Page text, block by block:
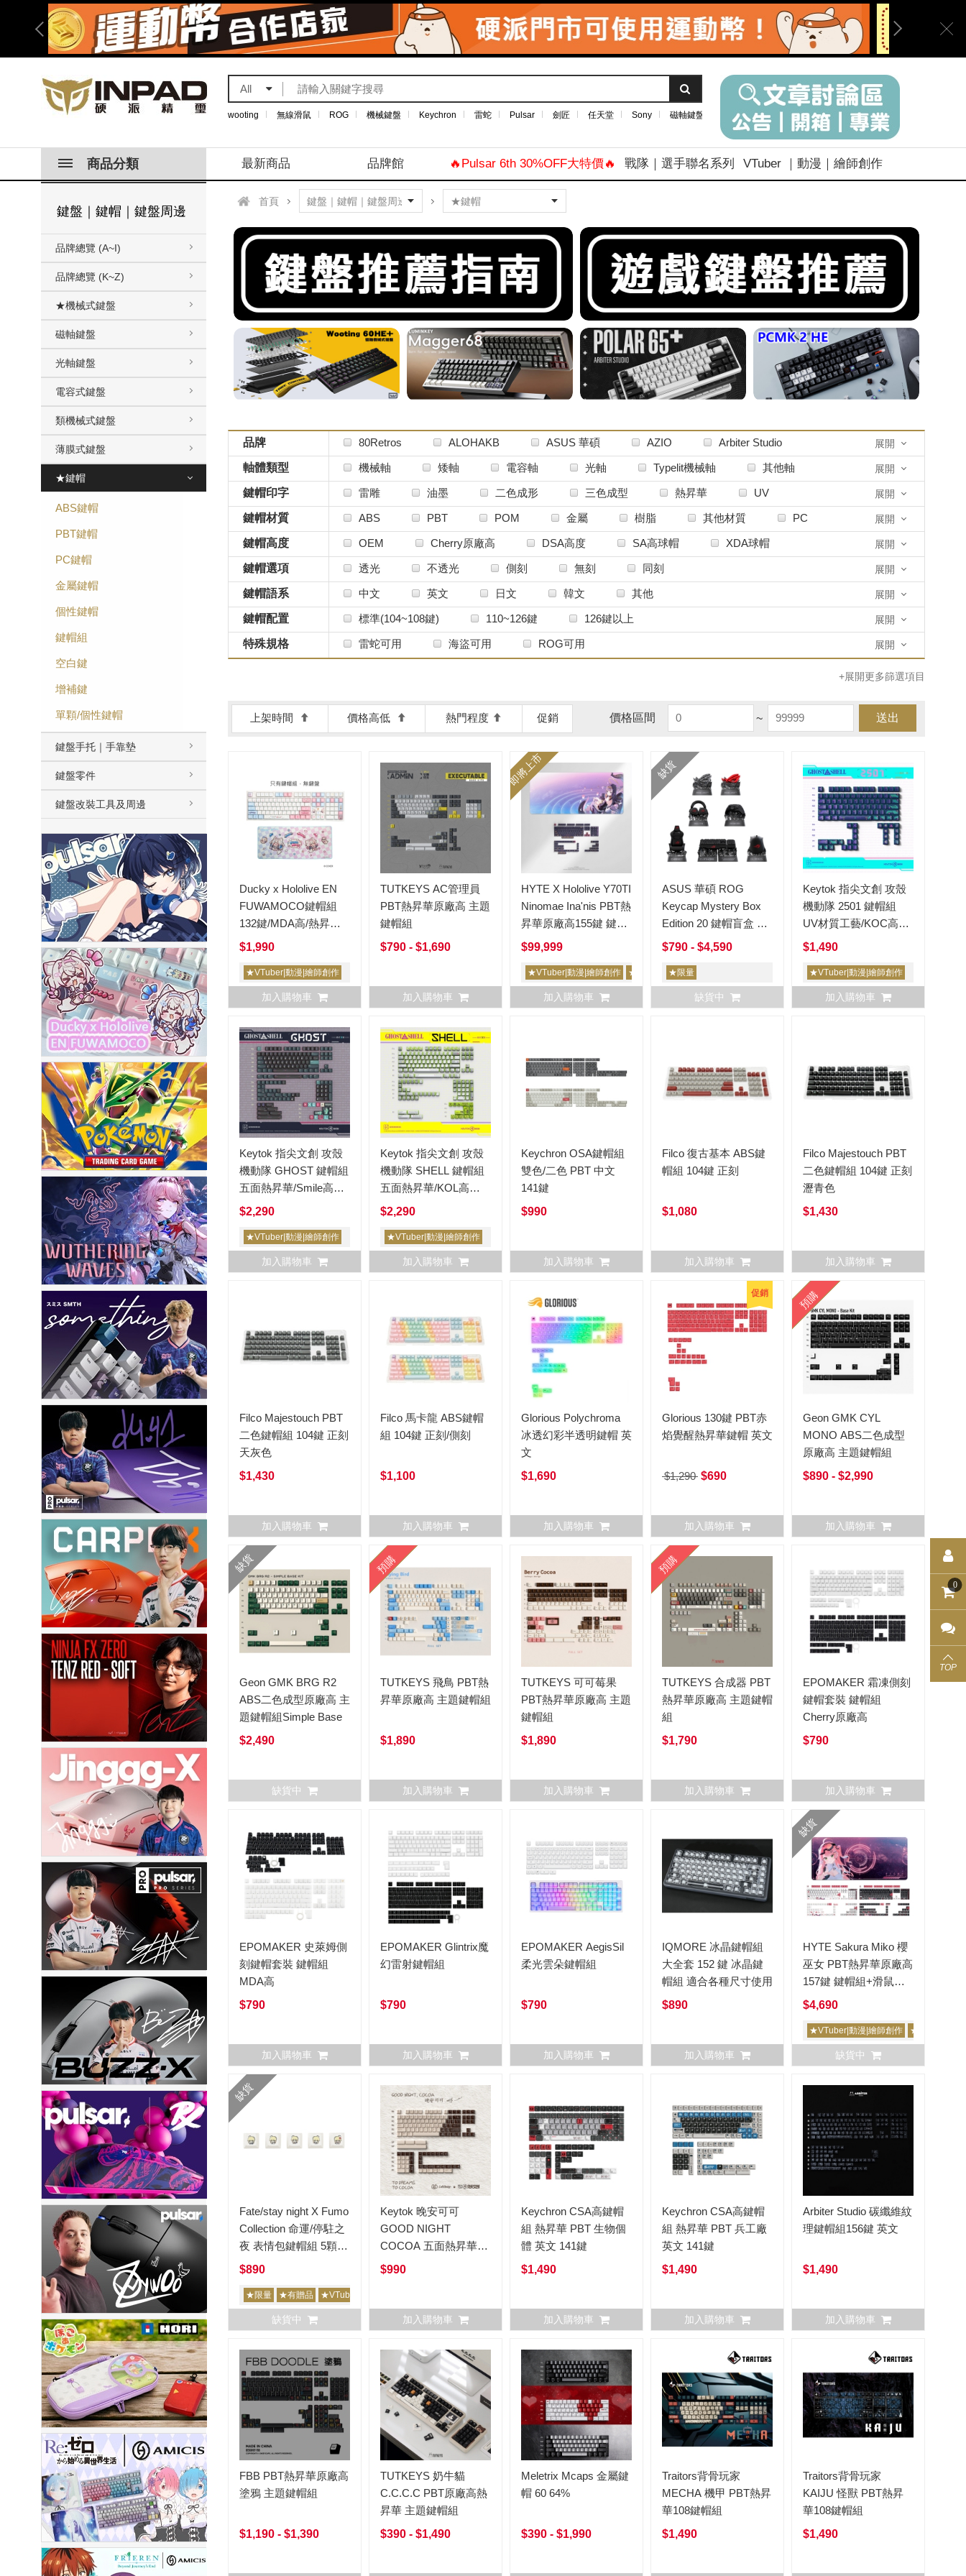
All
wooting 無線滑鼠 ROG 機械鍵盤 Keychron 雷蛇 Pulsar 劍匠 任天堂 Sony 磁軸鍵盤
商品分類 最新商品 品牌館 🔥Pulsar 6th 30%OFF大特價🔥 戰隊｜選手聯名系列 VTuber ｜動漫｜繪師創作
鍵盤｜鍵帽｜鍵盤周邊
品牌總覽 (A~I)
品牌總覽 (K~Z)
★機械式鍵盤
磁軸鍵盤
光軸鍵盤
電容式鍵盤
類機械式鍵盤
薄膜式鍵盤
★鍵帽
ABS鍵帽
PBT鍵帽
PC鍵帽
金屬鍵帽
個性鍵帽
鍵帽組
空白鍵
增補鍵
單顆/個性鍵帽
鍵盤手托｜手靠墊
鍵盤零件
鍵盤改裝工具及周邊
首頁
品牌 80Retros ALOHAKB ASUS 華碩 AZIO
Arbiter Studio
BA Studio
CHERRY櫻桃 Ducky EPOMAKER
Echokeys
FBB
FILCO Fumo-Collection GLOVE Design
Geistmaschine
Geon
Glorious GoMaster HOT KEYS PROJECT
HYTE
HyperX
IQMORE JI-Zun 吉尊 KBParadise
KeyKobo
Keyboard Science
Keychron Keytok MOMOKA
Meletrix
Milkyway
Mostly默思利 NuPhy OTHER其他
Onekey
Vividkey 霓鍵坊
WasangShow 花生騷 Wooting
Zero-G Studio
ele.works iKBC
展開
軸體類型 機械軸 矮軸 電容軸 光軸 Typelit機械軸 其他軸 展開
鍵帽印字 雷雕 油墨 二色成形 三色成型 熱昇華
UV
個性鍵帽
展開
鍵帽材質 ABS PBT POM 金屬 樹脂 其他材質 PC 展開
鍵帽高度 OEM Cherry原廠高 DSA高度 SA高球帽
XDA球帽
MDA球帽
矮鍵帽 打字機鍵帽 ADA
展開
鍵帽選項 透光 不透光 側刻 無刻 同刻 展開
鍵帽語系 中文 英文 日文 韓文 其他 展開
鍵帽配置 標準(104~108鍵) 110~126鍵 126鍵以上 展開
特殊規格 雷蛇可用 海盜可用 ROG可用 展開
+展開更多篩選項目
上架時間 價格高低 熱門程度 促銷 價格區間 ~ 送出
Ducky x Hololive EN
FUWAMOCO鍵帽組
132鍵/MDA高/熱昇華
+滑鼠墊
$1,990
★VTuber|動漫|繪師創作
加入購物車
TUTKEYS AC管理員
PBT熱昇華原廠高 主題
鍵帽組
$790 - $1,690
加入購物車
即將上市
HYTE X Hololive Y70TI
Ninomae Ina'nis PBT熱
昇華原廠高155鍵 鍵帽
組+滑鼠墊 聯名限量版
$99,999
★VTuber|動漫|繪師創作 ★限量
加入購物車
缺貨
ASUS 華碩 ROG
Keycap Mystery Box
Edition 20 鍵帽盲盒 20
周年
$790 - $4,590
★限量
缺貨中
Keytok 指尖文創 攻殼
機動隊 2501 鍵帽組
UV材質工藝/KOC高
度/99鍵
$1,490
★VTuber|動漫|繪師創作
加入購物車
Keytok 指尖文創 攻殼
機動隊 GHOST 鍵帽組
五面熱昇華/Smile高
度/PBT/164鍵
$2,290
★VTuber|動漫|繪師創作
加入購物車
Keytok 指尖文創 攻殼
機動隊 SHELL 鍵帽組
五面熱昇華/KOL高
度/PBT+PC/156鍵
$2,290
★VTuber|動漫|繪師創作
加入購物車
Keychron OSA鍵帽組
雙色/二色 PBT 中文
141鍵
$990
加入購物車
Filco 復古基本 ABS鍵
帽組 104鍵 正刻
$1,080
加入購物車
Filco Majestouch PBT
二色鍵帽組 104鍵 正刻
瀝青色
$1,430
加入購物車
Filco Majestouch PBT
二色鍵帽組 104鍵 正刻
天灰色
$1,430
加入購物車
Filco 馬卡龍 ABS鍵帽
組 104鍵 正刻/側刻
$1,100
加入購物車
Glorious Polychroma
冰透幻彩半透明鍵帽 英
文
$1,690
加入購物車
促銷
Glorious 130鍵 PBT赤
焰覺醒熱昇華鍵帽 英文
$1,290 $690
加入購物車
預購
Geon GMK CYL
MONO ABS二色成型
原廠高 主題鍵帽組
$890 - $2,990
加入購物車
缺貨
Geon GMK BRG R2
ABS二色成型原廠高 主
題鍵帽組Simple Base
$2,490
缺貨中
預購
TUTKEYS 飛鳥 PBT熱
昇華原廠高 主題鍵帽組
$1,890
加入購物車
TUTKEYS 可可莓果
PBT熱昇華原廠高 主題
鍵帽組
$1,890
加入購物車
預購
TUTKEYS 合成器 PBT
熱昇華原廠高 主題鍵帽
組
$1,790
加入購物車
EPOMAKER 霜凍側刻
鍵帽套裝 鍵帽組
Cherry原廠高
$790
加入購物車
EPOMAKER 史萊姆側
刻鍵帽套裝 鍵帽組
MDA高
$790
加入購物車
EPOMAKER Glintrix魔
幻雷射鍵帽組
$790
加入購物車
EPOMAKER AegisSil
柔光雲朵鍵帽組
$790
加入購物車
IQMORE 冰晶鍵帽組
大全套 152 鍵 冰晶鍵
帽組 適合各種尺寸使用
$890
加入購物車
缺貨
HYTE Sakura Miko 櫻
巫女 PBT熱昇華原廠高
157鍵 鍵帽組+滑鼠墊
聯名限量版 hololive
$4,690
★VTuber|動漫|繪師創作 ★限量
缺貨中
缺貨
Fate/stay night X Fumo
Collection 命運/停駐之
夜 表情包鍵帽組 5顆
Saber
$890
★限量 ★有贈品 ★VTuber|動漫|繪師創作
缺貨中
Keytok 晚安可可
GOOD NIGHT
COCOA 五面熱昇華
PBT鍵帽組 Cherry高
$990
加入購物車
Keychron CSA高鍵帽
組 熱昇華 PBT 生物個
體 英文 141鍵
$1,490
加入購物車
Keychron CSA高鍵帽
組 熱昇華 PBT 兵工廠
英文 141鍵
$1,490
加入購物車
Arbiter Studio 碳纖維紋
理鍵帽組156鍵 英文
$1,490
加入購物車
FBB PBT熱昇華原廠高
塗鴉 主題鍵帽組
$1,190 - $1,390
TUTKEYS 奶牛貓
C.C.C.C PBT原廠高熱
昇華 主題鍵帽組
$390 - $1,490
Meletrix Mcaps 金屬鍵
帽 60 64%
$390 - $1,990
Traitors背骨玩家
MECHA 機甲 PBT熱昇
華108鍵帽組
$1,490
Traitors背骨玩家
KAIJU 怪獸 PBT熱昇
華108鍵帽組
$1,490
0
TOP